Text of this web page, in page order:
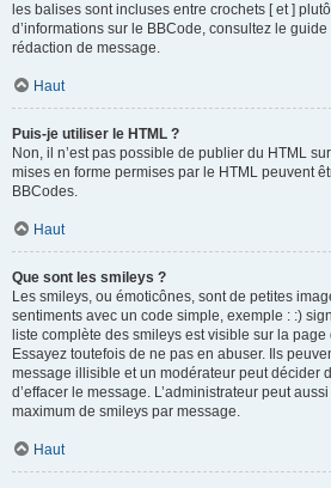
les balises sont incluses entre crochets [ et ]
d’informations sur le BBCode, consultez le
rédaction de message.
Haut
Puis-je utiliser le HTML ?
Non, il n’est pas possible de publier du HTML
mises en forme permises par le HTML peuvent
BBCodes.
Haut
Que sont les smileys ?
Les smileys, ou émoticônes, sont de petites
sentiments avec un code simple, exemple : :)
liste complète des smileys est visible sur la
Essayez toutefois de ne pas en abuser. Ils
message illisible et un modérateur peut décider
d’effacer le message. L’administrateur peut
maximum de smileys par message.
Haut